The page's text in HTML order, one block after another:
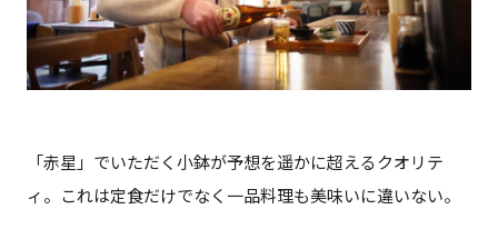
「赤星」でいただく小鉢が予想を遥かに超えるクオリテ
ィ。これは定食だけでなく一品料理も美味いに違いない。